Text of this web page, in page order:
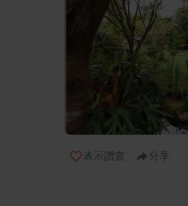
表示讚賞 分享